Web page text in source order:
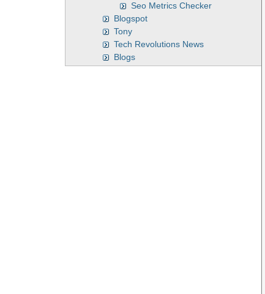
Seo Metrics Checker
Blogspot
Tony
Tech Revolutions News
Blogs